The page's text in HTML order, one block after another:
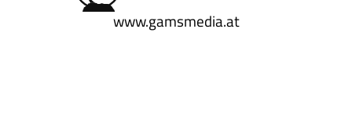
www.gamsmedia.at